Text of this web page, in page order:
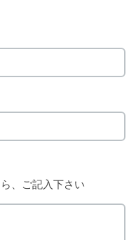
、ご記入下さい